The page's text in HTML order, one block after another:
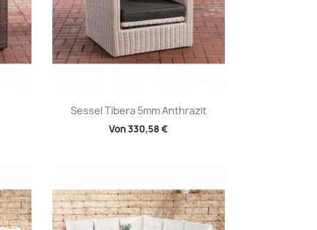
Sessel Tibera 5mm Anthrazit
Von330,58 €
Vorschau